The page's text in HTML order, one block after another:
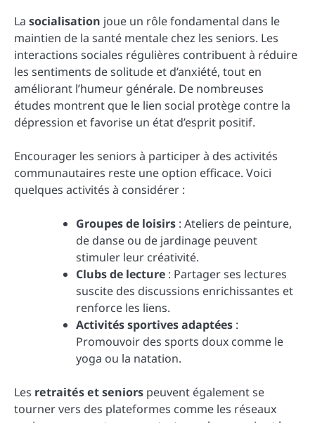
La socialisation joue un rôle fondamental dans le
maintien de la santé mentale chez les seniors. Les
interactions sociales régulières contribuent à réduire
les sentiments de solitude et d’anxiété, tout en
améliorant l’humeur générale. De nombreuses
études montrent que le lien social protège contre la
dépression et favorise un état d’esprit positif.
Encourager les seniors à participer à des activités
communautaires reste une option efficace. Voici
quelques activités à considérer :
Groupes de loisirs : Ateliers de peinture,
de danse ou de jardinage peuvent
stimuler leur créativité.
Clubs de lecture : Partager ses lectures
suscite des discussions enrichissantes et
renforce les liens.
Activités sportives adaptées :
Promouvoir des sports doux comme le
yoga ou la natation.
Les retraités et seniors peuvent également se
tourner vers des plateformes comme les réseaux